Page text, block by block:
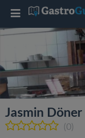
Jasmin Döner
(0)
T
g
g
l